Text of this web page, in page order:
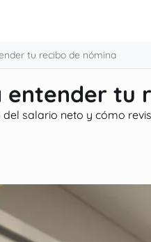
tu recibo de nómina
entender tu
del salario neto y cómo